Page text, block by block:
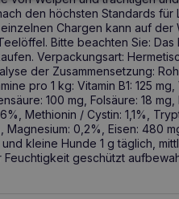
den höchsten Standards für
Chargen kann auf der
Bitte beachten Sie:
Verpackungsart:
der Zusammensetzung:
pro 1 kg: Vitamin B1: 125
100 mg, Folsäure: 18
Methionin / Cystin: 1,1%,
0,2%, Eisen: 480
kleine Hunde 1 g täglich,
geschützt